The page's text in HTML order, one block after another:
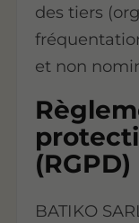
des tiers
et non
(RGPD)
BATIKO